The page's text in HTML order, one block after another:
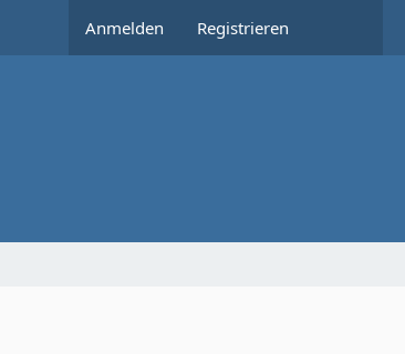
Anmelden Registrieren